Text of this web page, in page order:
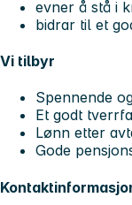
evner å stå i
bidrar til et
Vi tilbyr
Spennende
Et godt
Lønn etter
Gode